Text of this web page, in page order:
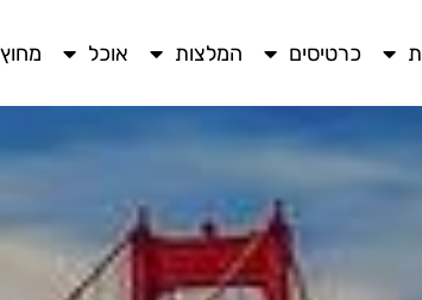
כרטיסים המלצות אוכל